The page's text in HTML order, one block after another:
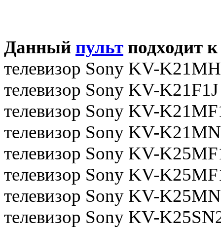
Данный пульт подходит
телевизор Sony KV-
телевизор Sony KV-K21F1J
телевизор Sony KV-
телевизор Sony KV-
телевизор Sony KV-
телевизор Sony KV-
телевизор Sony KV-
телевизор Sony KV-